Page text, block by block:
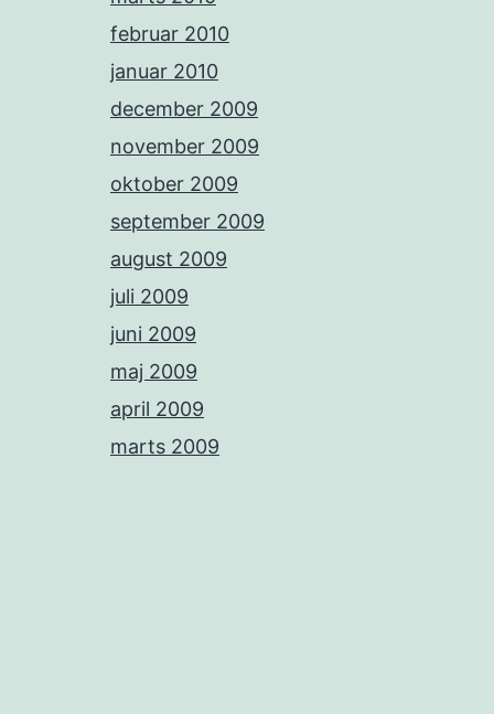
februar 2010
januar 2010
december 2009
november 2009
oktober 2009
september 2009
august 2009
juli 2009
juni 2009
maj 2009
april 2009
marts 2009